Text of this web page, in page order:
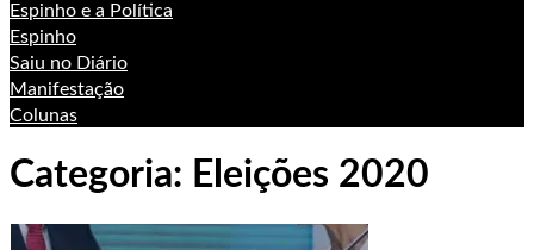
Espinho e a Política
Espinho
Saiu no Diário
Manifestação
Colunas
Categoria: Eleições 2020